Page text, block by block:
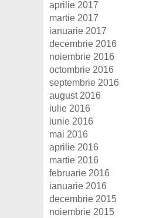
aprilie 2017
martie 2017
ianuarie 2017
decembrie 2016
noiembrie 2016
octombrie 2016
septembrie 2016
august 2016
iulie 2016
iunie 2016
mai 2016
aprilie 2016
martie 2016
februarie 2016
ianuarie 2016
decembrie 2015
noiembrie 2015